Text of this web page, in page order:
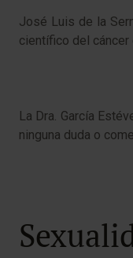
José Luis de la
científico del cáncer
La Dra. García
ninguna duda o